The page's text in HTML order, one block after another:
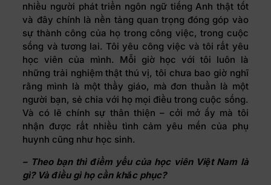
nhiều người phát triển ngôn ngữ tiếng Anh thật tốt
và đây chính là nền tảng quan trọng đóng góp vào
sự thành công của họ trong công việc, trong cuộc
sống và tương lai. Tôi yêu công việc và tôi rất yêu
học viên của mình. Mỗi giờ học với tôi luôn là
những trải nghiệm thật thú vị, tôi chưa bao giờ nghĩ
rằng mình là một thầy giáo, mà đơn thuần là một
người bạn, sẻ chia với họ mọi điều trong cuộc sống.
Và có lẽ chính sự thân thiện – cởi mở ấy mà tôi
nhận được rất nhiều tình cảm yêu mến của phụ
huynh cũng như học sinh.
– Theo bạn thì điểm yếu của học viên Việt Nam là
gì? Và điều gì họ cần khắc phục?